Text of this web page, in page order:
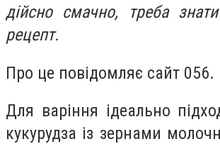
дійсно смачно, треба
рецепт.
Про це повідомляє сайт 056.
Для варіння ідеально
кукурудза із зернами